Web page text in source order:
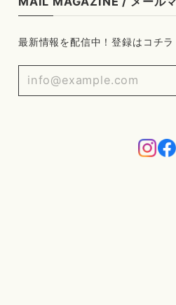
最新情報を配信中！登録はコチラ